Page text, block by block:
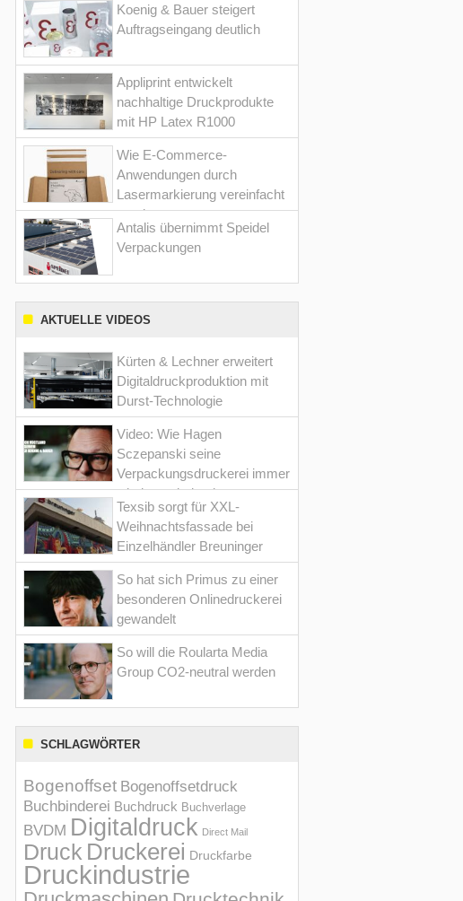
Koenig & Bauer steigert
Auftragseingang deutlich
Appliprint entwickelt
nachhaltige Druckprodukte
mit HP Latex R1000
Wie E-Commerce-
Anwendungen durch
Lasermarkierung vereinfacht
werden
Antalis übernimmt Speidel
Verpackungen
AKTUELLE VIDEOS
Kürten & Lechner erweitert
Digitaldruckproduktion mit
Durst-Technologie
Video: Wie Hagen
Sczepanski seine
Verpackungsdruckerei immer
wieder optimiert hat
Texsib sorgt für XXL-
Weihnachtsfassade bei
Einzelhändler Breuninger
So hat sich Primus zu einer
besonderen Onlinedruckerei
gewandelt
So will die Roularta Media
Group CO2-neutral werden
SCHLAGWÖRTER
Bogenoffset Bogenoffsetdruck
Buchbinderei Buchdruck Buchverlage
BVDM Digitaldruck Direct Mail
Druck Druckerei Druckfarbe
Druckindustrie